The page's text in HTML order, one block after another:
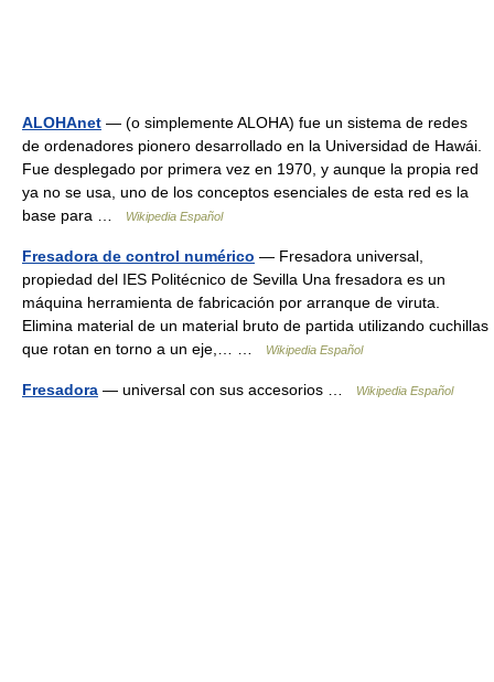
ALOHAnet — (o simplemente ALOHA) fue un sistema de redes
de ordenadores pionero desarrollado en la Universidad de Hawái.
Fue desplegado por primera vez en 1970, y aunque la propia red
ya no se usa, uno de los conceptos esenciales de esta red es la
base para …
Wikipedia Español
Fresadora de control numérico — Fresadora universal,
propiedad del IES Politécnico de Sevilla Una fresadora es un
máquina herramienta de fabricación por arranque de viruta.
Elimina material de un material bruto de partida utilizando cuchillas
que rotan en torno a un eje,… …
Wikipedia Español
Fresadora — universal con sus accesorios … Wikipedia Español